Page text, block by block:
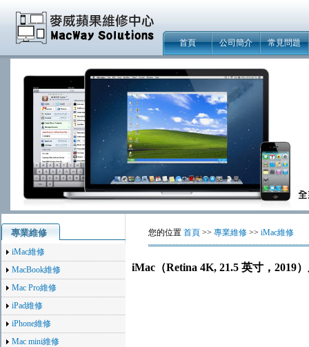
首頁 公司簡介 常見問題
專業維修
iMac維修
MacBook維修
Mac Pro維修
iPad維修
iPhone維修
Mac mini維修
您的位置 首頁 >> 專業維修 >> iMac維修
iMac（Retina 4K, 21.5 英寸，2019